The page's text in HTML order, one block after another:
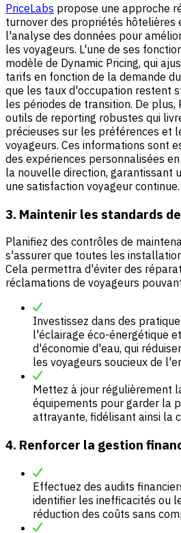
PriceLabs propose une approche
turnover des propriétés hôtelières
l'analyse des données pour
les voyageurs. L'une de ses
modèle de Dynamic Pricing, qui
tarifs en fonction de la demande
que les taux d'occupation restent
les périodes de transition. De plus,
outils de reporting robustes qui
précieuses sur les préférences et
voyageurs. Ces informations sont
des expériences personnalisées
la nouvelle direction, garantissant
une satisfaction voyageur continue.
3. Maintenir les standards
Planifiez des contrôles de
s'assurer que toutes les
Cela permettra d'éviter des
réclamations de voyageurs
Investissez dans des
l'éclairage éco-énergétique
d'économie d'eau, qui
les voyageurs soucieux de
Mettez à jour régulièrement
équipements pour garder la
attrayante, fidélisant ainsi la
4. Renforcer la gestion
Effectuez des audits
identifier les inefficacités ou
réduction des coûts sans